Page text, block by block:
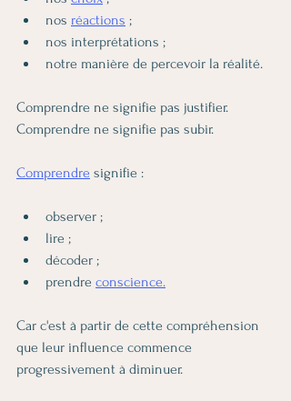
nos réactions ;
nos interprétations ;
notre manière de percevoir la réalité.
Comprendre ne signifie pas justifier.
Comprendre ne signifie pas subir.
Comprendre signifie :
observer ;
lire ;
décoder ;
prendre conscience.
Car c'est à partir de cette compréhension
que leur influence commence
progressivement à diminuer.